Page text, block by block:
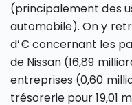
(principalement des
automobile). On y
d’€ concernant les
de Nissan (16,89
entreprises (0,60
trésorerie pour 19,01